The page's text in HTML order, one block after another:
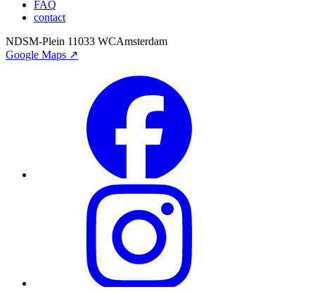
FAQ
contact
NDSM-Plein 11033 WCAmsterdam
Google Maps ↗